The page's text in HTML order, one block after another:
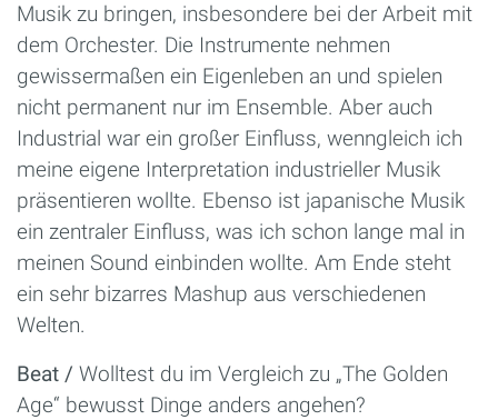
Musik zu bringen, insbesondere bei der Arbeit mit
dem Orchester. Die Instrumente nehmen
gewissermaßen ein Eigenleben an und spielen
nicht permanent nur im Ensemble. Aber auch
Industrial war ein großer Einfluss, wenngleich ich
meine eigene Interpretation industrieller Musik
präsentieren wollte. Ebenso ist japanische Musik
ein zentraler Einfluss, was ich schon lange mal in
meinen Sound einbinden wollte. Am Ende steht
ein sehr bizarres Mashup aus verschiedenen
Welten.
Beat / Wolltest du im Vergleich zu „The Golden
Age“ bewusst Dinge anders angehen?